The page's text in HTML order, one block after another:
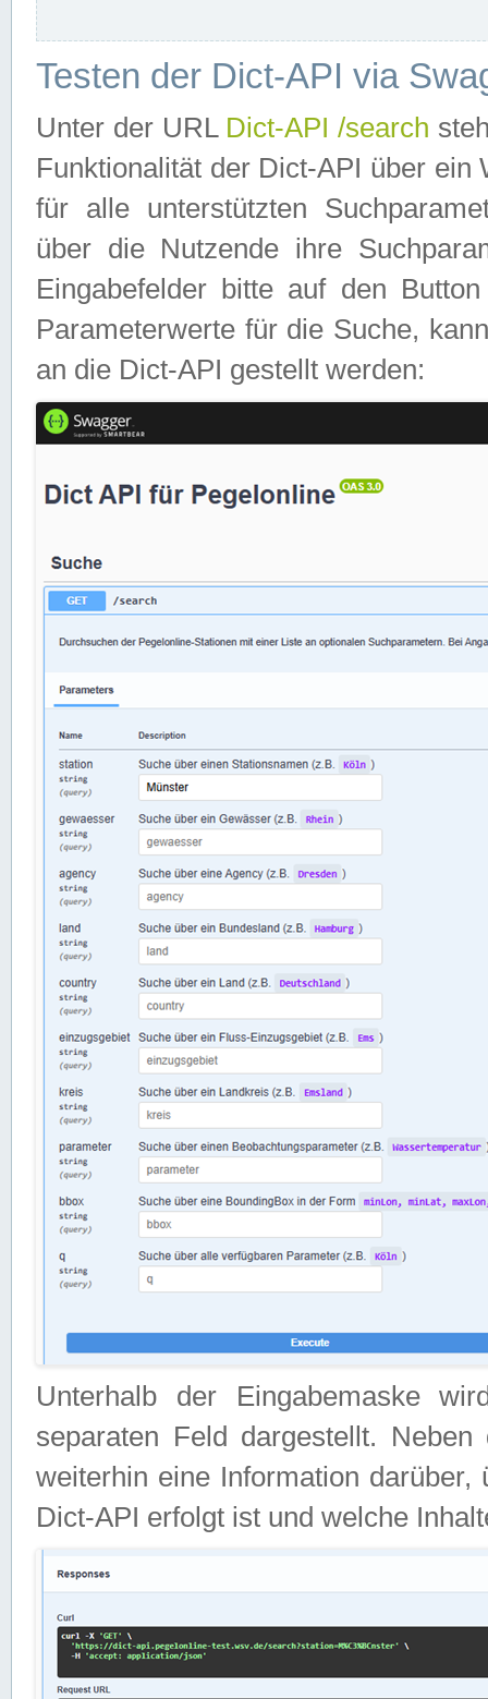
Testen der Dict-API via
Unter der URL Dict-API /search
Funktionalität der Dict-API über
für alle unterstützten
über die Nutzende ihre
Eingabefelder bitte auf den
Parameterwerte für die Suche,
an die Dict-API gestellt werden:
Unterhalb der Eingabemaske
separaten Feld dargestellt.
weiterhin eine Information
Dict-API erfolgt ist und welche